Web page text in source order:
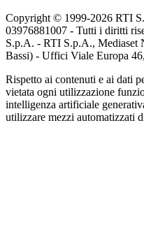
Copyright © 1999-2026 RTI
03976881007 - Tutti i diritti
S.p.A. - RTI S.p.A., Mediaset
Bassi) - Uffici Viale Europa
Rispetto ai contenuti e ai dati
vietata ogni utilizzazione
intelligenza artificiale
utilizzare mezzi automatizzati